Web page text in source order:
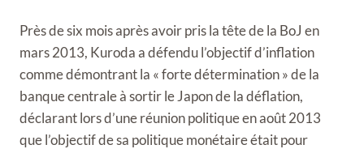
Près de six mois après avoir pris la tête de la BoJ en
mars 2013, Kuroda a défendu l’objectif d’inflation
comme démontrant la « forte détermination » de la
banque centrale à sortir le Japon de la déflation,
déclarant lors d’une réunion politique en août 2013
que l’objectif de sa politique monétaire était pour